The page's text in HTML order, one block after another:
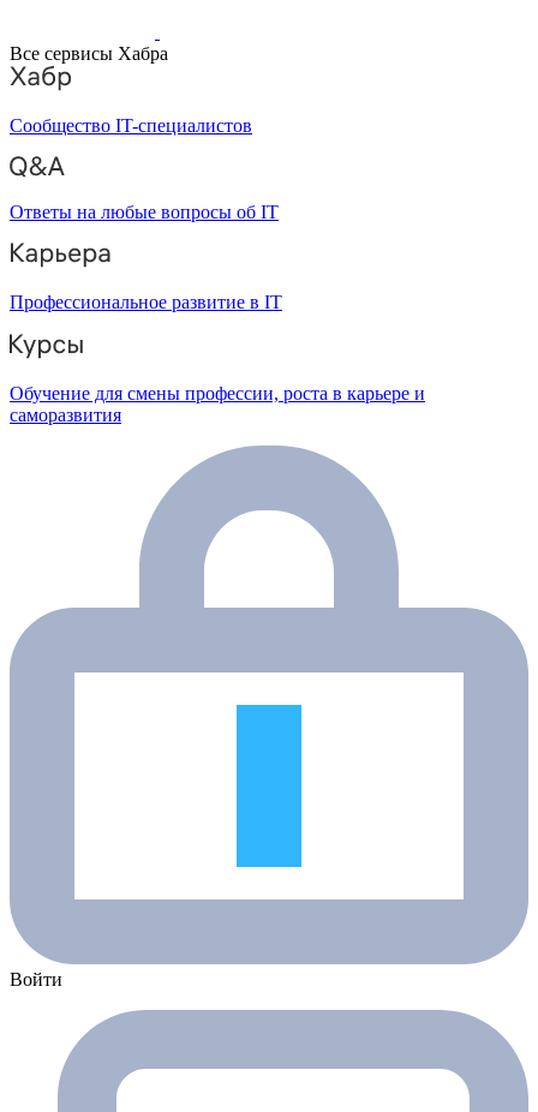
Все сервисы Хабра
Сообщество IT-специалистов
Ответы на любые вопросы об IT
Профессиональное развитие в IT
Обучение для смены профессии, роста в карьере и
саморазвития
Войти